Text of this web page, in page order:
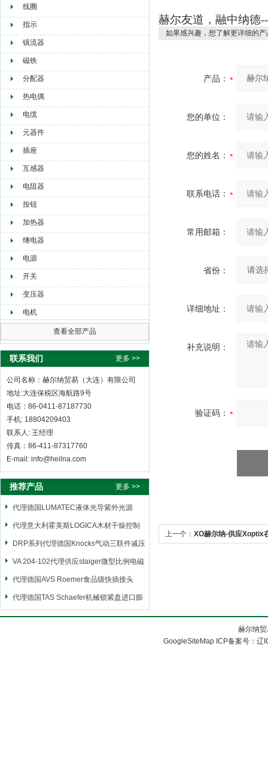
线圈
指示
镇流器
磁铁
分配器
热电偶
电缆
元器件
插座
互感器
电阻器
按钮
加热器
继电器
电源
开关
变压器
电机
查看全部产品
联系我们 更多 >>
公司名称：赫尔纳贸易（大连）有限公司
地址:大连保税区海航路9号
电话：86-0411-87187730
手机: 18804209403
联系人: 王经理
传真：86-411-87317760
E-mail: info@heilna.com
推荐产品 更多 >>
代理德国LUMATEC液体光导紫外光源
代理意大利霍美斯LOGICA木材干燥控制
仪
DRP系列代理德国Knocks气动三联件减压
阀
VA 204-102代理供应staiger微型比例电磁
阀
代理德国AVS Roemer食品级快插接头
代理德国TAS Schaefer机械锁紧盘进口膨
胀套
赫尔友道，融中纳德
如果感兴趣，想了解更详细的
产品：
您的单位：
您的姓名：
联系电话：
常用邮箱：
省份：
详细地址：
补充说明：
验证码：
上一个： XO赫尔纳-供应Xoptix
赫尔纳
GoogleSiteMap ICP备案号：辽